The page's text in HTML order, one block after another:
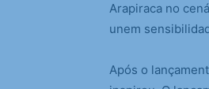
Arapiraca no
unem
Após o